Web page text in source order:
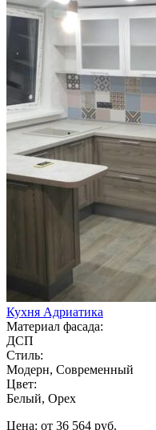
Кухня Адриатика
Материал фасада:
ДСП
Стиль:
Модерн, Современный
Цвет:
Белый, Орех
Цена: от 36 564 руб.